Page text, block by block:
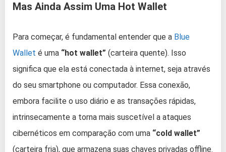
Mas Ainda Assim Uma Hot Wallet
Para começar, é fundamental entender que a Blue
Wallet é uma “hot wallet” (carteira quente). Isso
significa que ela está conectada à internet, seja através
do seu smartphone ou computador. Essa conexão,
embora facilite o uso diário e as transações rápidas,
intrinsecamente a torna mais suscetível a ataques
cibernéticos em comparação com uma “cold wallet”
(carteira fria), que armazena suas chaves privadas offline.